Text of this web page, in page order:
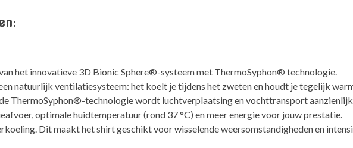
het innovatieve 3D Bionic Sphere®-systeem met ThermoSyphon® technologie.
natuurlijk ventilatiesysteem: het koelt je tijdens het zweten en houdt je tegelijk
ThermoSyphon®-technologie wordt luchtverplaatsing en vochttransport
optimale huidtemperatuur (rond 37 °C) en meer energie voor jouw prestatie.
Dit maakt het shirt geschikt voor wisselende weersomstandigheden en